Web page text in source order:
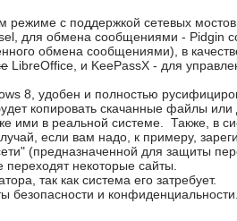
режиме с поддержкой сетевых
для обмена сообщениями - Pidgin
обмена сообщениями), в
LibreOffice, и KeePassX - для
8, удобен и полностью
копировать скачанные файлы
ими в реальной системе. Также, в
если вам надо, к примеру,
(предназначенной для защиты
некоторые сайты.
так как система его затребует.
безопасности и